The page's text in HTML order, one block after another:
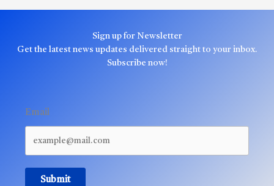
Sign up for Newsletter
Get the latest news updates delivered straight to your inbox.
Subscribe now!
Email
Submit